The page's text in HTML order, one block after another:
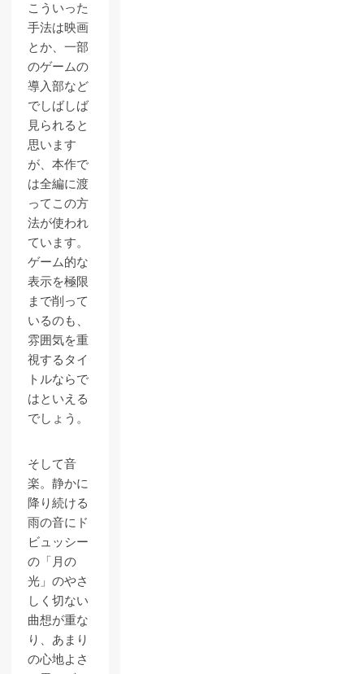
こういった
手法は映画
とか、一部
のゲームの
導入部など
でしばしば
見られると
思います
が、本作で
は全編に渡
ってこの方
法が使われ
ています。
ゲーム的な
表示を極限
まで削って
いるのも、
雰囲気を重
視するタイ
トルならで
はといえる
でしょう。
そして音
楽。静かに
降り続ける
雨の音にド
ビュッシー
の「月の
光」のやさ
しく切ない
曲想が重な
り、あまり
の心地よさ